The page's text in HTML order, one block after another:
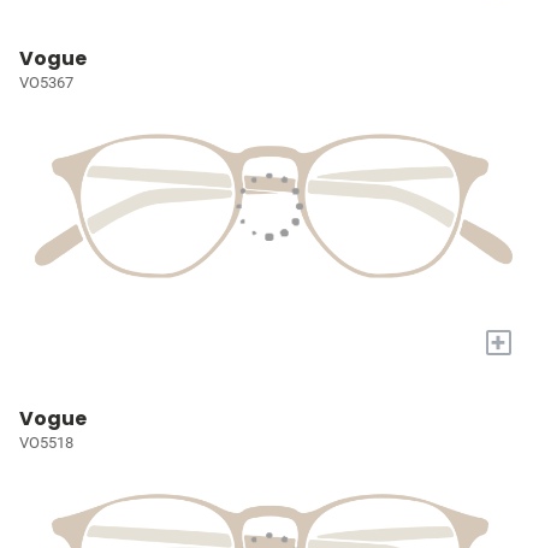
Vogue
VO5367
+
Vogue
VO5518